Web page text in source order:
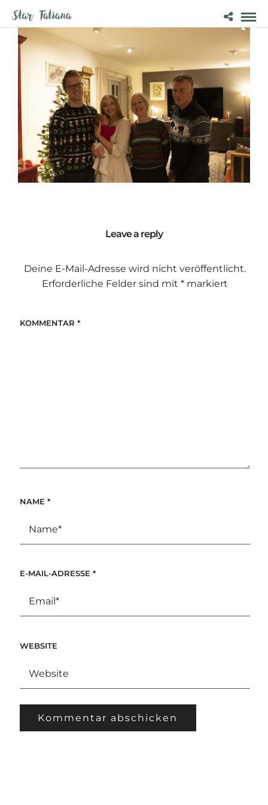
Leave a reply
Deine E-Mail-Adresse wird nicht veröffentlicht.
Erforderliche Felder sind mit *markiert
KOMMENTAR *
NAME *
E-MAIL-ADRESSE *
WEBSITE